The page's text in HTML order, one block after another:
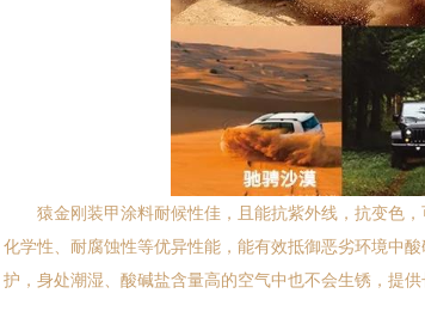
猿金刚装甲涂料耐候性佳，且能抗紫外线，抗变色，
化学性、耐腐蚀性等优异性能，能有效抵御恶劣环境中
护，身处潮湿、酸碱盐含量高的空气中也不会生锈，提供